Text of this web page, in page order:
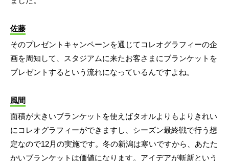
佐藤
そのプレゼントキャンペーンを通じてコレオグラフィーの企
画を周知して、スタジアムに来たお客さまにブランケットを
プレゼントするという流れになっているんですよね。
風間
面積が大きいブランケットを使えばタオルよりもよりきれい
にコレオグラフィーができますし、シーズン最終戦で行う想
定なので12月の実施です。冬の新潟は寒いですから、あたた
かいブランケットは価値になります。アイデアが斬新という